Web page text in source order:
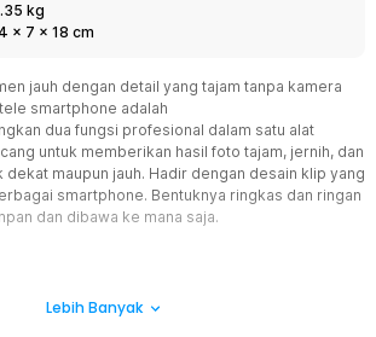
kg
x 7 x 18 cm
jauh dengan detail yang tajam tanpa kamera
smartphone adalah
dua fungsi profesional dalam satu alat
untuk memberikan hasil foto tajam, jernih, dan
dekat maupun jauh. Hadir dengan desain klip yang
smartphone. Bentuknya ringkas dan ringan
dan dibawa ke mana saja.
Lebih Banyak